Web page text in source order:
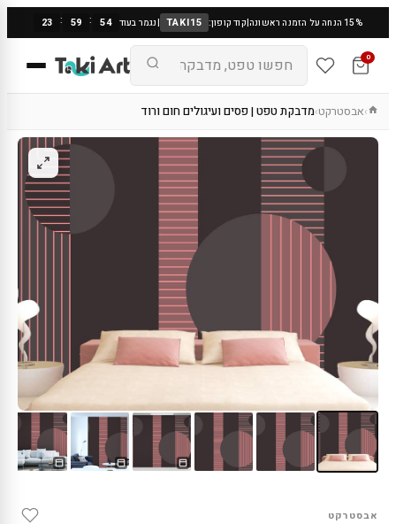
15% הנחה על הזמנה ראשונה |קוד קופון: TAKI15
|נגמר בעוד 23 : 59 : 53
0
›אבסטרקט›מדבקת טפט | פסים ועיגולים חום ורוד
אבסטרקט